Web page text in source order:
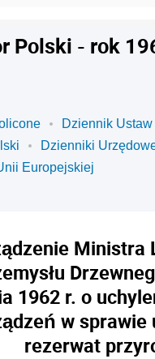
Polski - rok
Dziennik Ustaw
Dzienniki
Europejskiej
Ministra
1962 r. o
w sprawie
rezerwat